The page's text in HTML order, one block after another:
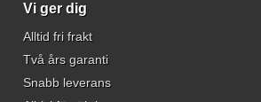
Vi ger dig
Alltid fri frakt
Två års garanti
Snabb leverans